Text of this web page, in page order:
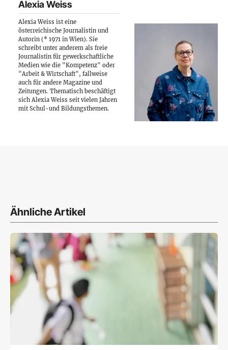
Alexia Weiss
Alexia Weiss ist eine
österreichische Journalistin und
Autorin (* 1971 in Wien). Sie
schreibt unter anderem als freie
Journalistin für gewerkschaftliche
Medien wie die "Kompetenz" oder
"Arbeit & Wirtschaft", fallweise
auch für andere Magazine und
Zeitungen. Thematisch beschäftigt
sich Alexia Weiss seit vielen Jahren
mit Schul-und Bildungsthemen.
Ähnliche Artikel